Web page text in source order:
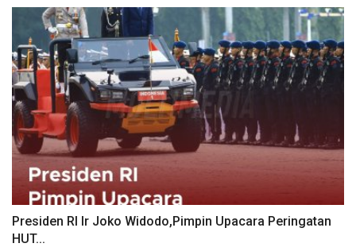
Presiden RI Ir Joko Widodo,Pimpin Upacara Peringatan
HUT...